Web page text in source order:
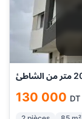
130 000 DT